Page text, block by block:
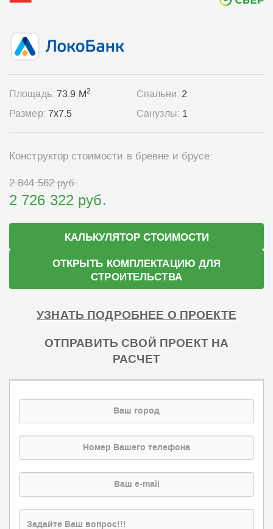
Площадь:73.9 М2
Размер: 7x7.5
Спальни:2
Санузлы: 1
Конструктор стоимости в бревне и брусе:
2 844 562 руб.
2 726 322 руб.
КАЛЬКУЛЯТОР СТОИМОСТИ
ОТКРЫТЬ КОМПЛЕКТАЦИЮ ДЛЯ
СТРОИТЕЛЬСТВА
УЗНАТЬ ПОДРОБНЕЕ О ПРОЕКТЕ
ОТПРАВИТЬ СВОЙ ПРОЕКТ НА
РАСЧЕТ